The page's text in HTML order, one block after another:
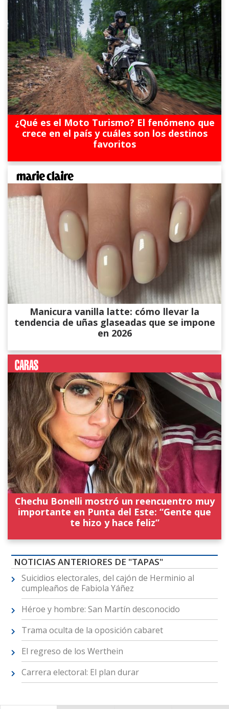
¿Qué es el Moto Turismo? El fenómeno que
crece en el país y cuáles son los destinos
favoritos
Manicura vanilla latte: cómo llevar la
tendencia de uñas glaseadas que se impone
en 2026
Chechu Bonelli mostró un reencuentro muy
importante en Punta del Este: “Gente que
te hizo y hace feliz”
NOTICIAS ANTERIORES DE "TAPAS"
Suicidios electorales, del cajón de Herminio al
cumpleaños de Fabiola Yáñez
Héroe y hombre: San Martín desconocido
Trama oculta de la oposición cabaret
El regreso de los Werthein
Carrera electoral: El plan durar